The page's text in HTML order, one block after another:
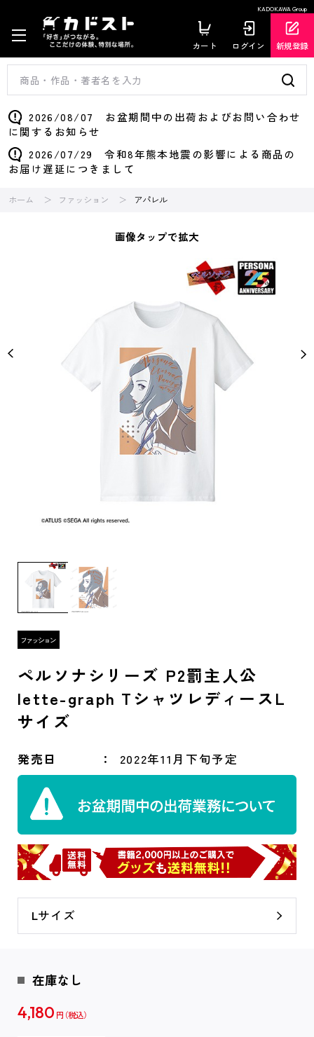
KADOKAWA Group
カート ログイン 新規登録
2026/08/07 お盆期間中の出荷およびお問い合わせ
に関するお知らせ
2026/07/29 令和8年熊本地震の影響による商品の
お届け遅延につきまして
ホーム ファッション アパレル
画像タップで拡大
ペルソナシリーズ P2罰主人公
lette-graph TシャツレディースL
サイズ
発売日 2022年11月下旬予定
Lサイズ
在庫なし
4,180 円